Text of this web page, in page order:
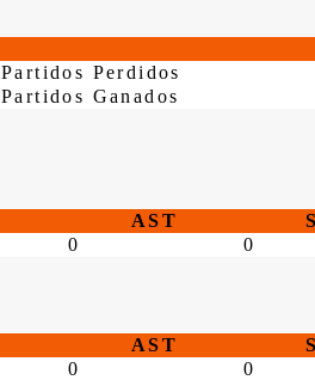
Partidos Perdidos
Partidos Ganados
AST
0 0
AST
0 0